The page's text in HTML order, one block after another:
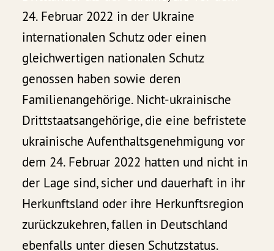
24. Februar 2022 in der Ukraine
internationalen Schutz oder einen
gleichwertigen nationalen Schutz
genossen haben sowie deren
Familienangehörige. Nicht-ukrainische
Drittstaatsangehörige, die eine befristete
ukrainische Aufenthaltsgenehmigung vor
dem 24. Februar 2022 hatten und nicht in
der Lage sind, sicher und dauerhaft in ihr
Herkunftsland oder ihre Herkunftsregion
zurückzukehren, fallen in Deutschland
ebenfalls unter diesen Schutzstatus.